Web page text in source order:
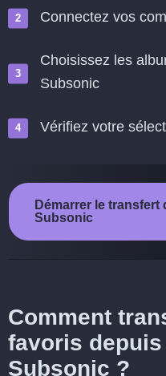
Connectez vos
Choisissez les
Subsonic
Vérifiez votre
Démarrer le
Subsonic
Comment
favoris
Subsonic ?